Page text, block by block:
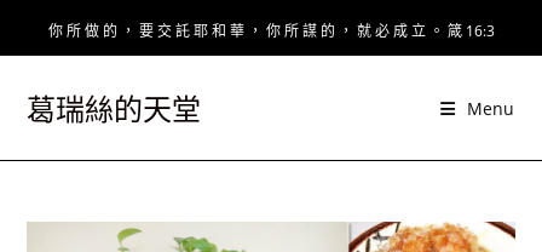
你 所 做 的 ， 要 交 託 耶 和 華 ， 你 所 謀 的 ， 就 必 成 立 。 箴 16:3
葛瑞絲的天堂 Menu